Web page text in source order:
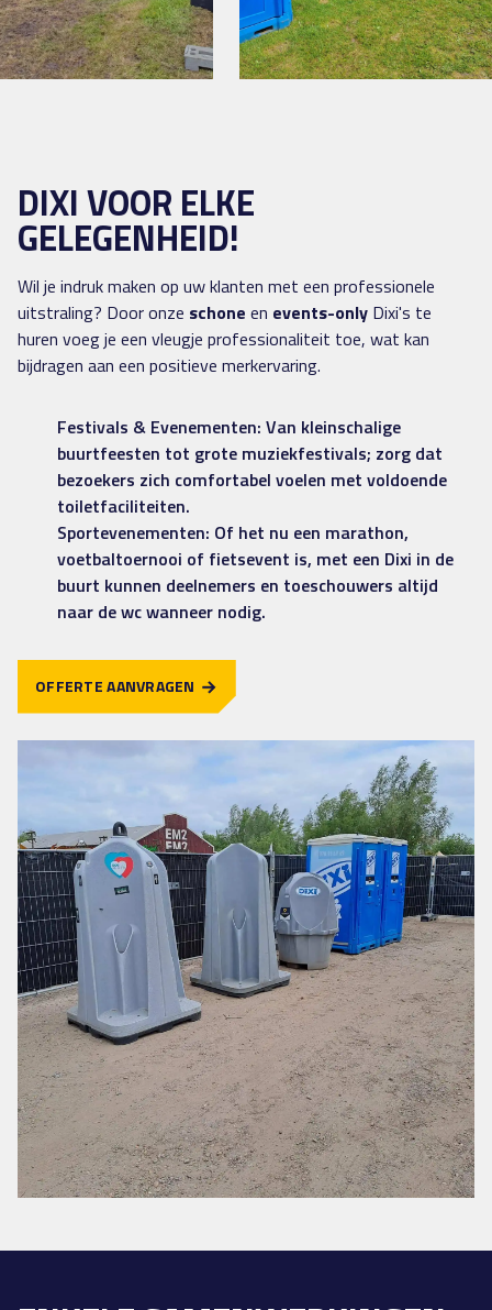
DIXI VOOR ELKE
GELEGENHEID!
Wil je indruk maken op uw klanten met een professionele
uitstraling? Door onze schone en events-only Dixi's te
huren voeg je een vleugje professionaliteit toe, wat kan
bijdragen aan een positieve merkervaring.
Festivals & Evenementen: Van kleinschalige
buurtfeesten tot grote muziekfestivals; zorg dat
bezoekers zich comfortabel voelen met voldoende
toiletfaciliteiten.
Sportevenementen: Of het nu een marathon,
voetbaltoernooi of fietsevent is, met een Dixi in de
buurt kunnen deelnemers en toeschouwers altijd
naar de wc wanneer nodig.
OFFERTE AANVRAGEN